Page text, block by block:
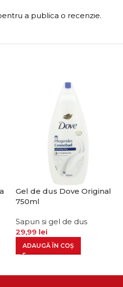
a publica o recenzie.
Gel de dus Dove Original
750ml
Sapun si gel de dus
29,99 lei
ADAUGĂ ÎN COȘ